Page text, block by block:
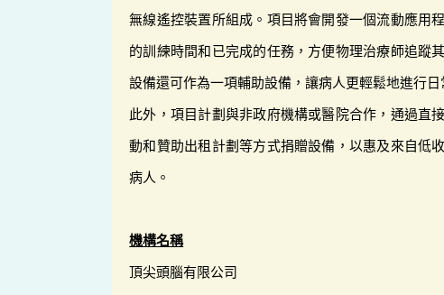
無線遙控裝置所組成。項目將會開發一個流動應用
的訓練時間和已完成的任務，方便物理治療師追蹤
設備還可作為一項輔助設備，讓病人更輕鬆地進行日
此外，項目計劃與非政府機構或醫院合作，通過直
動和贊助出租計劃等方式捐贈設備，以惠及來自低
病人。
機構名稱
頂尖頭腦有限公司